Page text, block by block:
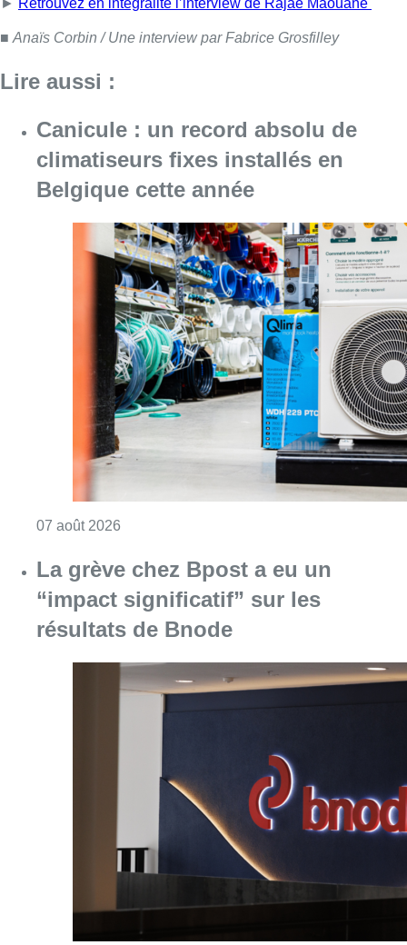
07 août 2026Consulter l'article "Canicule : un record
La grève chez Bpost a eu un
“impact significatif” sur les
résultats de Bnode
L’inflation plus élevée en Belgique
que dans les pays voisins au 2e